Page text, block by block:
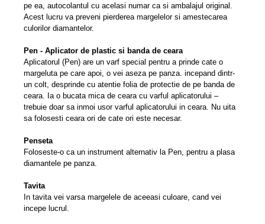
pe ea, autocolantul cu acelasi numar ca si ambalajul original.
Acest lucru va preveni pierderea margelelor si amestecarea
culorilor diamantelor.
Pen - Aplicator de plastic si banda de ceara
Aplicatorul (Pen) are un varf special pentru a prinde cate o
margeluta pe care apoi, o vei aseza pe panza. incepand dintr-
un colt, desprinde cu atentie folia de protectie de pe banda de
ceara. Ia o bucata mica de ceara cu varful aplicatorului –
trebuie doar sa inmoi usor varful aplicatorului in ceara. Nu uita
sa folosesti ceara ori de cate ori este necesar.
Penseta
Foloseste-o ca un instrument alternativ la Pen, pentru a plasa
diamantele pe panza.
Tavita
In tavita vei varsa margelele de aceeasi culoare, cand vei
incepe lucrul.